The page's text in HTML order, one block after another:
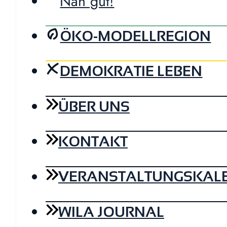
ÖKO-MODELLREGION
DEMOKRATIE LEBEN
ÜBER UNS
KONTAKT
WILA JOURNAL